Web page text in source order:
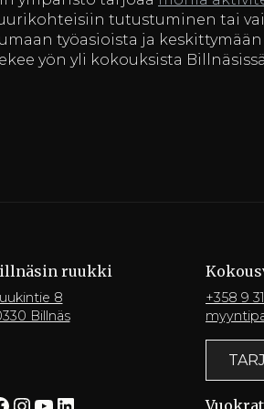
tutustuminen tai
työasioista ja
yön yli kokouksista
ruukki
8
Billnäs
+358 9